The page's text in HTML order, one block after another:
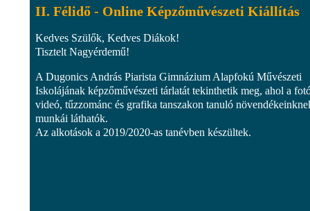
II. Félidő - Online Képzőművészeti Kiállítás
Kedves Szülők, Kedves Diákok!
Tisztelt Nagyérdemű!
A Dugonics András Piarista Gimnázium Alapfokú Művészeti
Iskolájának képzőművészeti tárlatát tekinthetik meg, ahol a
videó, tűzzománc és grafika tanszakon tanuló
munkái láthatók.
Az alkotások a 2019/2020-as tanévben készültek.